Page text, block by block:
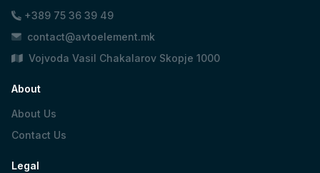
+389 75 36 39 49
contact@avtoelement.mk
Vojvoda Vasil Chakalarov Skopje 1000
About
About Us
Contact Us
Legal